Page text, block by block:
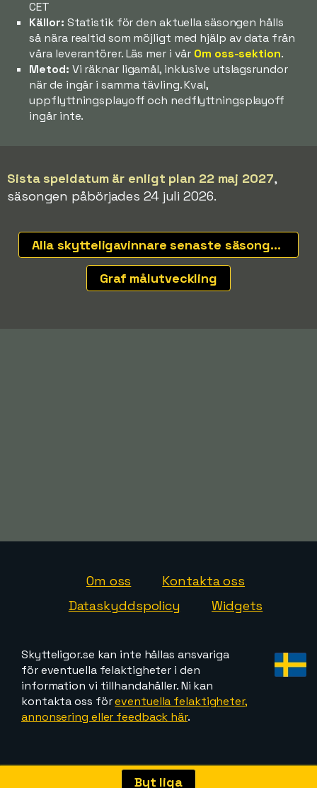
CET
Källor: Statistik för den aktuella säsongen hålls
så nära realtid som möjligt med hjälp av data från
våra leverantörer. Läs mer i vår Om oss-sektion.
Metod: Vi räknar ligamål, inklusive utslagsrundor
när de ingår i samma tävling. Kval,
uppflyttningsplayoff och nedflyttningsplayoff
ingår inte.
Sista speldatum är enligt plan 22 maj 2027,
säsongen påbörjades 24 juli 2026.
Alla skytteligavinnare senaste säsongerna
Graf målutveckling
Om oss
Kontakta oss
Dataskyddspolicy
Widgets
Skytteligor.se kan inte hållas ansvariga
för eventuella felaktigheter i den
information vi tillhandahåller. Ni kan
kontakta oss föreventuella felaktigheter,
annonsering eller feedback här.
Byt liga